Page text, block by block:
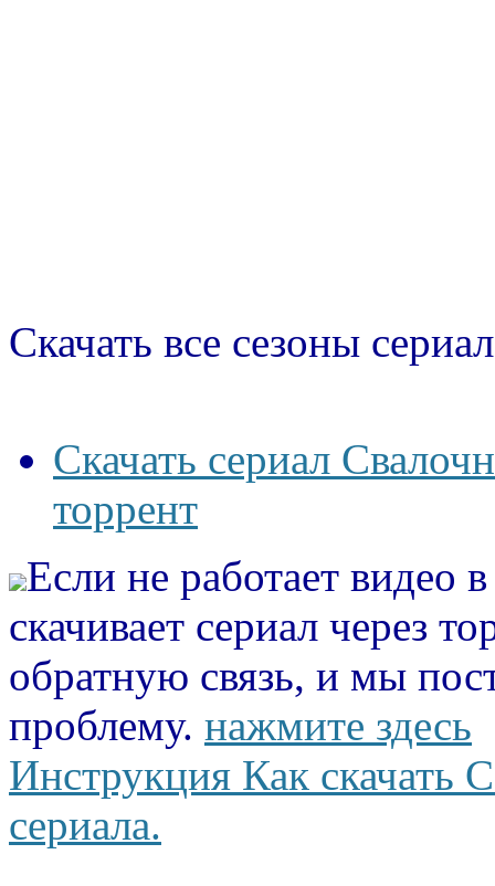
Скачать все сезоны
Скачать сериал
торрент
Если не работает видео
скачивает сериал через
обратную связь, и мы
проблему. нажмите здесь
Инструкция Как скачать
сериала.